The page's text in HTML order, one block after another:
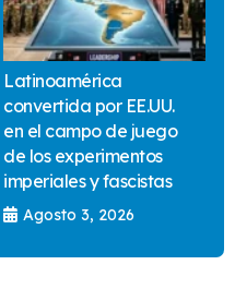
Latinoamérica
convertida por EE.UU.
en el campo de juego
de los experimentos
imperiales y fascistas
Agosto 3, 2026